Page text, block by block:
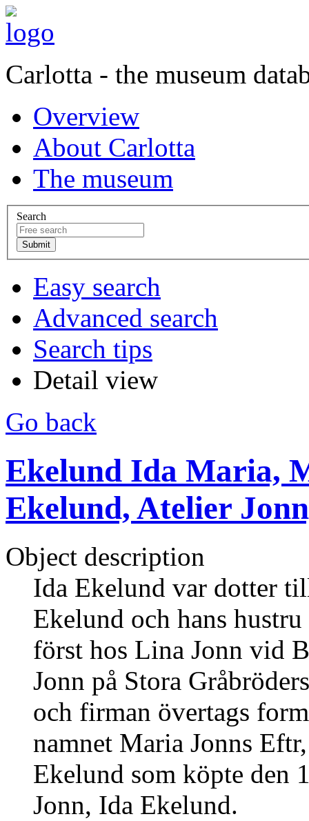
Carlotta - the museum
Overview
About Carlotta
The museum
Search
Easy search
Advanced search
Search tips
Detail view
Go back
Ekelund Ida Maria,
Ekelund, Atelier
Object description
Ida Ekelund var dotter
Ekelund och hans
först hos Lina Jonn vid
Jonn på Stora
och firman övertags
namnet Maria Jonns
Ekelund som köpte den
Jonn, Ida Ekelund.